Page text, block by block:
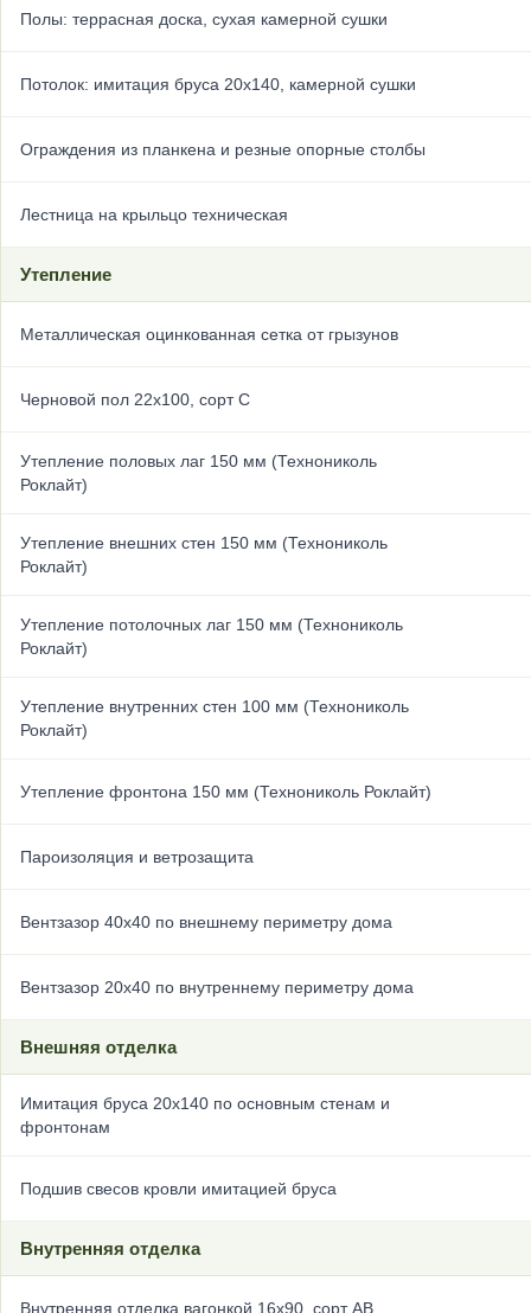
Полы: террасная доска, сухая камерной сушки
Потолок: имитация бруса 20х140, камерной сушки
Ограждения из планкена и резные опорные столбы
Лестница на крыльцо техническая
Утепление
Металлическая оцинкованная сетка от грызунов
Черновой пол 22х100, сорт С
Утепление половых лаг 150 мм (Технониколь
Роклайт)
Утепление внешних стен 150 мм (Технониколь
Роклайт)
Утепление потолочных лаг 150 мм (Технониколь
Роклайт)
Утепление внутренних стен 100 мм (Технониколь
Роклайт)
Утепление фронтона 150 мм (Технониколь Роклайт)
Пароизоляция и ветрозащита
Вентзазор 40х40 по внешнему периметру дома
Вентзазор 20х40 по внутреннему периметру дома
Внешняя отделка
Имитация бруса 20х140 по основным стенам и
фронтонам
Подшив свесов кровли имитацией бруса
Внутренняя отделка
Внутренняя отделка вагонкой 16х90, сорт АВ